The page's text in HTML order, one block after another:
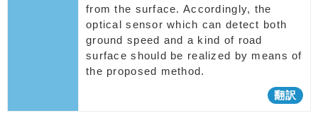
from the surface. Accordingly, the
optical sensor which can detect both
ground speed and a kind of road
surface should be realized by means of
the proposed method.
翻訳